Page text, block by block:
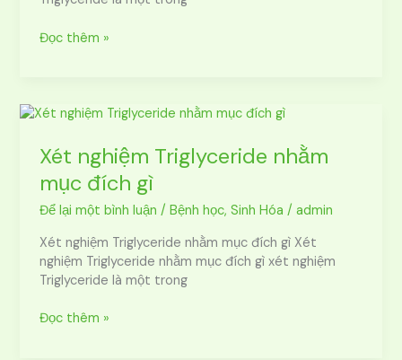
Đọc thêm »
Xét nghiệm Triglyceride nhằm
mục đích gì
Để lại một bình luận /Bệnh học,Sinh Hóa /admin
Xét nghiệm Triglyceride nhằm mục đích gì Xét
nghiệm Triglyceride nhằm mục đích gì xét nghiệm
Triglyceride là một trong
Xét
Triglyceride
nhằm
mục
đích
Đọc thêm »